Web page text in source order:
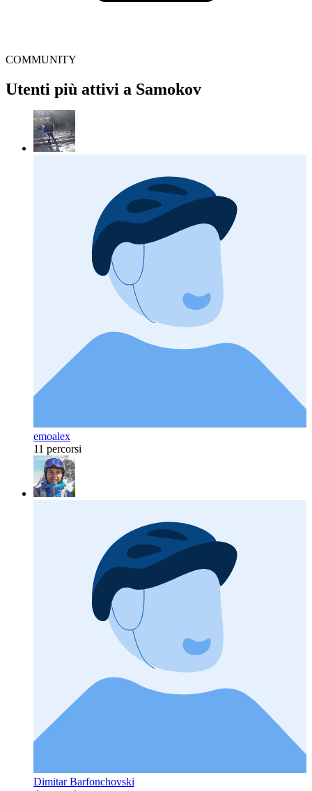
COMMUNITY
Utenti più attivi a Samokov
emoalex
11 percorsi
Dimitar Barfonchovski